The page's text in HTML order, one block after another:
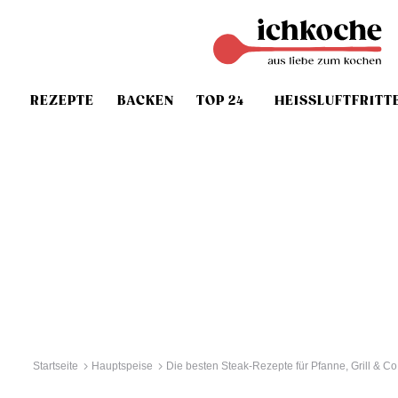
REZEPTE BACKEN TOP 24
Startseite Hauptspeise Die besten Steak-Rezepte für Pfanne, Grill &